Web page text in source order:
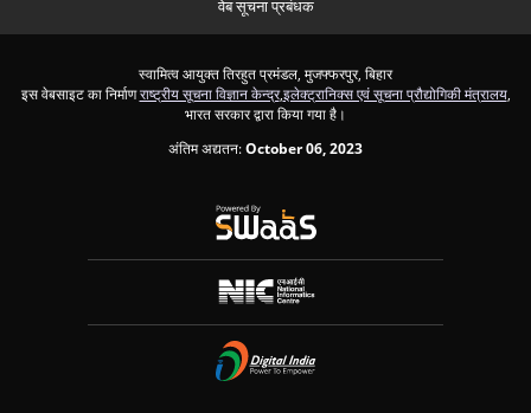
वेब सूचना प्रबंधक
स्वामित्व आयुक्त तिरहुत प्रमंडल, मुजफ्फरपुर, बिहार
इस वेबसाइट का निर्माणराष्ट्रीय सूचना विज्ञान केन्द्र,इलेक्ट्रानिक्स एवं सूचना प्रौद्योगिकी मंत्रालय,
भारत सरकार द्वारा किया गया है।
अंतिम अद्यतन:October 06, 2023